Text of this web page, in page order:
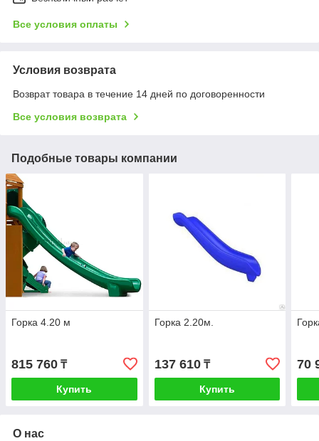
Все условия оплаты
Условия возврата
Возврат товара в течение 14 дней по договоренности
Все условия возврата
Подобные товары компании
Горка 4.20 м
815 760 ₸
Купить
Горка 2.20м.
137 610₸
Купить
70
О нас